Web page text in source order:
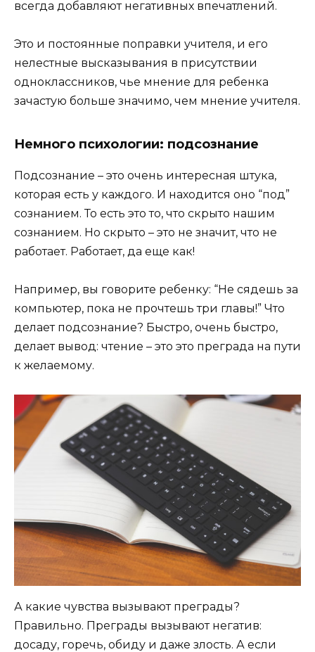
всегда добавляют негативных впечатлений.
Это и постоянные поправки учителя, и его
нелестные высказывания в присутствии
одноклассников, чье мнение для ребенка
зачастую больше значимо, чем мнение учителя.
Немного психологии: подсознание
Подсознание – это очень интересная штука,
которая есть у каждого. И находится оно “под”
сознанием. То есть это то, что скрыто нашим
сознанием. Но скрыто – это не значит, что не
работает. Работает, да еще как!
Например, вы говорите ребенку: “Не сядешь за
компьютер, пока не прочтешь три главы!” Что
делает подсознание? Быстро, очень быстро,
делает вывод: чтение – это это преграда на пути
к желаемому.
А какие чувства вызывают преграды?
Правильно. Преграды вызывают негатив:
досаду, горечь, обиду и даже злость. А если